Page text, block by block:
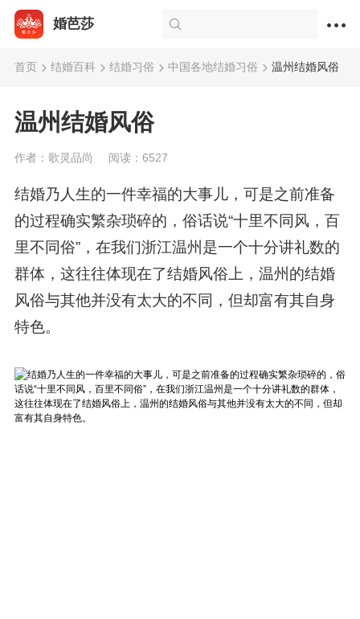
婚芭莎
首页 结婚百科 结婚习俗 中国各地结婚习俗 温州结婚风俗
温州结婚风俗
作者：歌灵品尚 阅读：6527
结婚乃人生的一件幸福的大事儿，可是之前准备
的过程确实繁杂琐碎的，俗话说“十里不同风，百
里不同俗”，在我们浙江温州是一个十分讲礼数的
群体，这往往体现在了结婚风俗上，温州的结婚
风俗与其他并没有太大的不同，但却富有其自身
特色。